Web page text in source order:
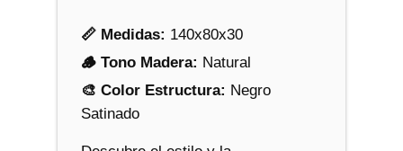
o
a
📏 Medidas: 140x80x30
🪵 Tono Madera: Natural
🎨 Color Estructura: Negro
Satinado